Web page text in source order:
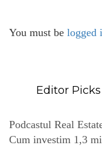
You must be logged
Editor Picks
Podcastul Real
Cum investim 1,3